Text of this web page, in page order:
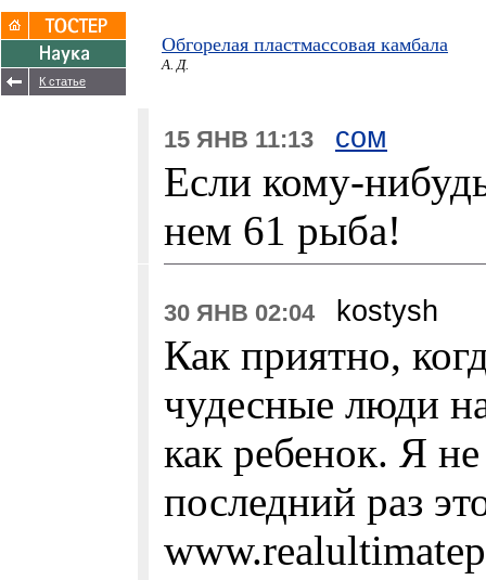
К статье
Обгорелая пластмассовая камбала
А. Д.
15 ЯНВ 11:13 сом
Если кому-
нем 61 рыба!
30 ЯНВ 02:04 kostysh
Как приятно,
чудесные люди
как ребенок. Я
последний раз